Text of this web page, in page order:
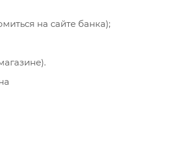
на сайте банка);